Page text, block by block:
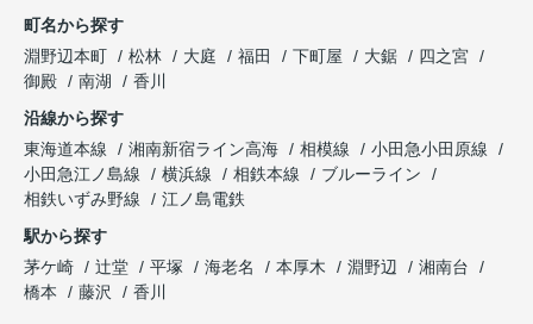
町名から探す
淵野辺本町
松林 大庭 福田 下町屋 大鋸
四之宮
御殿
南湖
香川
沿線から探す
東海道本線
湘南新宿ライン高海 相模線
小田急小田原線
小田急江ノ島線
横浜線 相鉄本線
ブルーライン
相鉄いずみ野線
江ノ島電鉄
駅から探す
茅ケ崎
辻堂 平塚 海老名 本厚木 淵野辺
湘南台
橋本
藤沢 香川